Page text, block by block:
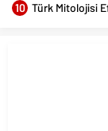
10 Türk Mitolojisi